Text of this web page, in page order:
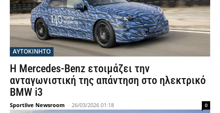
ΑΥΤΟΚΙΝΗΤΟ
Η Mercedes-Benz ετοιμάζει την
ανταγωνιστική της απάντηση στο ηλεκτρικό
BMW i3
Sportlive Newsroom - 26/03/2026 01:18 0